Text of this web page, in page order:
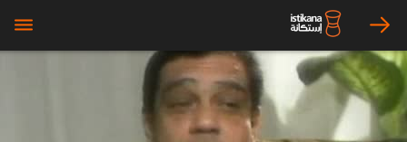
arrow_right
bars